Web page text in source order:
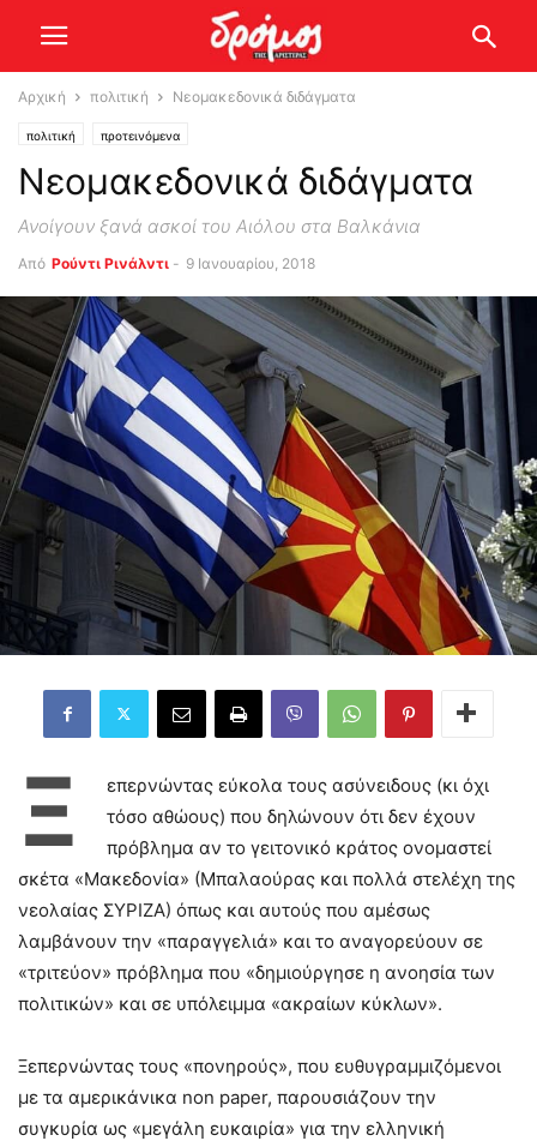
Αρχική πολιτική Νεομακεδονικά διδάγματα
πολιτική προτεινόμενα
Νεομακεδονικά διδάγματα
Ανοίγουν ξανά ασκοί του Αιόλου στα Βαλκάνια
Από Ρούντι Ρινάλντι - 9 Ιανουαρίου, 2018
Ξ
επερνώντας εύκολα τους ασύνειδους (κι όχι
τόσο αθώους) που δηλώνουν ότι δεν έχουν
πρόβλημα αν το γειτονικό κράτος ονομαστεί
σκέτα «Μακεδονία» (Μπαλαούρας και πολλά στελέχη της
νεολαίας ΣΥΡΙΖΑ) όπως και αυτούς που αμέσως
λαμβάνουν την «παραγγελιά» και το αναγορεύουν σε
«τριτεύον» πρόβλημα που «δημιούργησε η ανοησία των
πολιτικών» και σε υπόλειμμα «ακραίων κύκλων».
Ξεπερνώντας τους «πονηρούς», που ευθυγραμμιζόμενοι
με τα αμερικάνικα non paper, παρουσιάζουν την
συγκυρία ως «μεγάλη ευκαιρία» για την ελληνική